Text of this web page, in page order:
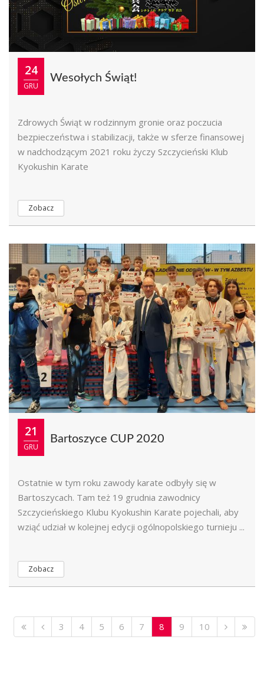
24
GRU
Wesołych Świąt!
Zdrowych Świąt w rodzinnym gronie oraz poczucia
bezpieczeństwa i stabilizacji, także w sferze finansowej
w nadchodzącym 2021 roku życzy Szczycieński Klub
Kyokushin Karate
Zobacz
21
GRU
Bartoszyce CUP 2020
Ostatnie w tym roku zawody karate odbyły się w
Bartoszycach. Tam też 19 grudnia zawodnicy
Szczycieńskiego Klubu Kyokushin Karate pojechali, aby
wziąć udział w kolejnej edycji ogólnopolskiego turnieju ...
Zobacz
3 4 5 6 7 8 9 10